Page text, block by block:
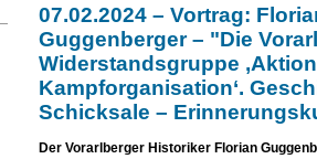
07.02.2024 – Vortrag:
Guggenberger – "Die
Widerstandsgruppe
Kampforganisation‘.
Schicksale –
Der Vorarlberger Historiker Florian